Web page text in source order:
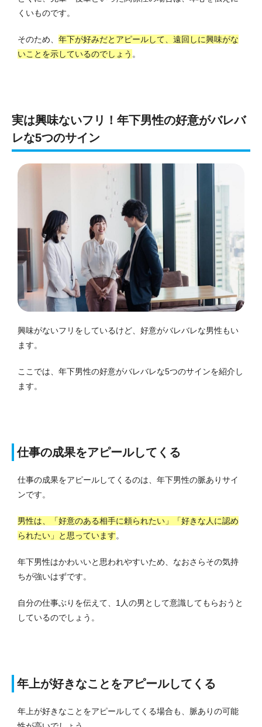
くいものです。
そのため、 年下が好みだとアピールして、遠回しに興味がな
いことを示しているのでしょう 。
実は興味ないフリ！年下男性の好意がバレバ
レな5つのサイン
興味がないフリをしているけど、好意がバレバレな男性もい
ます。
ここでは、年下男性の好意がバレバレな5つのサインを紹介し
ます。
仕事の成果をアピールしてくる
仕事の成果をアピールしてくるのは、年下男性の脈ありサイ
ンです。
男性は、「好意のある相手に頼られたい」「好きな人に認め
られたい」と思っています。
年下男性はかわいいと思われやすいため、なおさらその気持
ちが強いはずです。
自分の仕事ぶりを伝えて、1人の男として意識してもらおうと
しているのでしょう。
年上が好きなことをアピールしてくる
年上が好きなことをアピールしてくる場合も、脈ありの可能